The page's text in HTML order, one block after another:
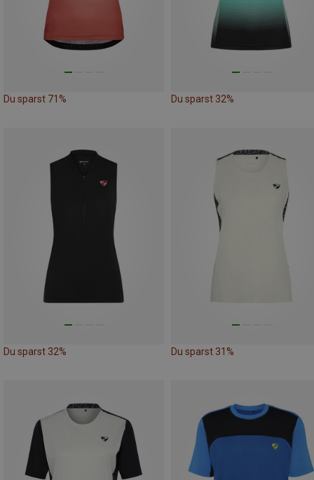
Du sparst 71% Du sparst 32%
Du sparst 32% Du sparst 31%